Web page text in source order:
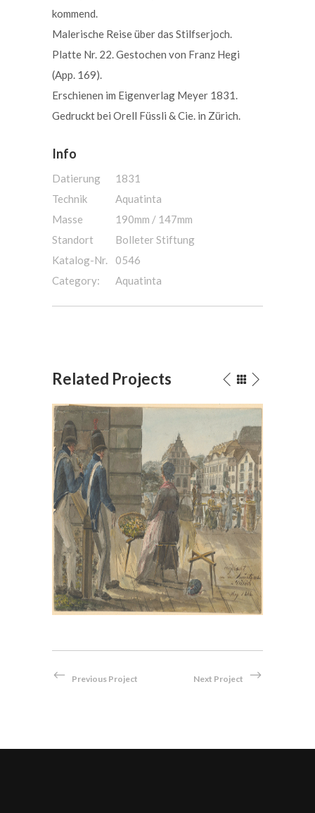
kommend.
Malerische Reise über das Stilfserjoch.
Platte Nr. 22. Gestochen von Franz Hegi
(App. 169).
Erschienen im Eigenverlag Meyer 1831.
Gedruckt bei Orell Füssli & Cie. in Zürich.
Info
Datierung
1831
Technik
Aquatinta
Masse
190mm / 147mm
Standort
Bolleter Stiftung
Katalog-Nr.
0546
Category:
Aquatinta
Related Projects
Bei der Hauptwache in Zürich,
1814
Aquarell
Previous Project Next Project